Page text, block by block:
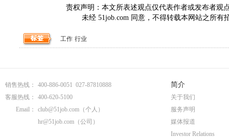
责权声明：本文所表述观点仅代表作者或发布者观
未经 51job.com 同意，不得转载本网站之所有
工作 行业
销售热线：
400-886-0051 027-87810888
客服热线：
400-620-5100
Email：
club@51job.com （个人）
hr@51job.com （公司）
简介
关于我们
服务声明
媒体报道
Investor Relations